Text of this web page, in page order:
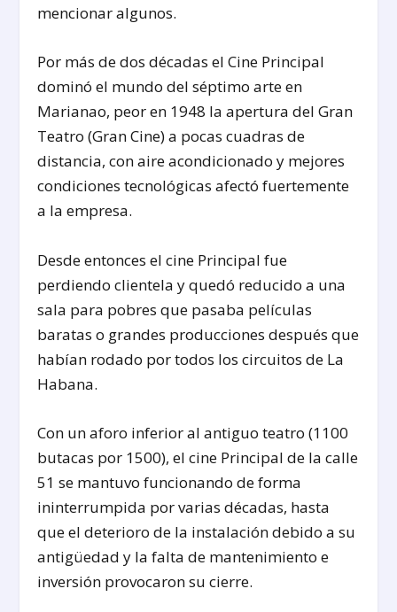
mencionar algunos.
Por más de dos décadas el Cine Principal
dominó el mundo del séptimo arte en
Marianao, peor en 1948 la apertura del Gran
Teatro (Gran Cine) a pocas cuadras de
distancia, con aire acondicionado y mejores
condiciones tecnológicas afectó fuertemente
a la empresa.
Desde entonces el cine Principal fue
perdiendo clientela y quedó reducido a una
sala para pobres que pasaba películas
baratas o grandes producciones después que
habían rodado por todos los circuitos de La
Habana.
Con un aforo inferior al antiguo teatro (1100
butacas por 1500), el cine Principal de la calle
51 se mantuvo funcionando de forma
ininterrumpida por varias décadas, hasta
que el deterioro de la instalación debido a su
antigüedad y la falta de mantenimiento e
inversión provocaron su cierre.